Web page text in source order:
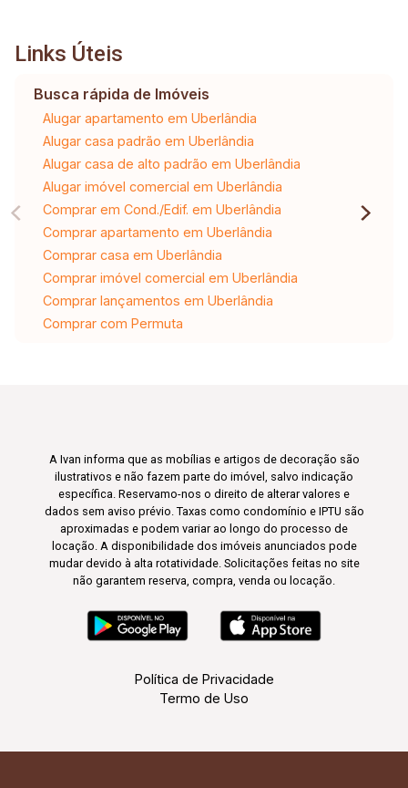
Links Úteis
Busca rápida de Imóveis
Alugar apartamento em Uberlândia
Alugar casa padrão em Uberlândia
Alugar casa de alto padrão em Uberlândia
Alugar imóvel comercial em Uberlândia
Comprar em Cond./Edif. em Uberlândia
Comprar apartamento em Uberlândia
Comprar casa em Uberlândia
Comprar imóvel comercial em Uberlândia
Comprar lançamentos em Uberlândia
Comprar com Permuta
A Ivan informa que as mobílias e artigos de decoração são
ilustrativos e não fazem parte do imóvel, salvo indicação
específica. Reservamo-nos o direito de alterar valores e
dados sem aviso prévio. Taxas como condomínio e IPTU são
aproximadas e podem variar ao longo do processo de
locação. A disponibilidade dos imóveis anunciados pode
mudar devido à alta rotatividade. Solicitações feitas no site
não garantem reserva, compra, venda ou locação.
Política de Privacidade
Termo de Uso